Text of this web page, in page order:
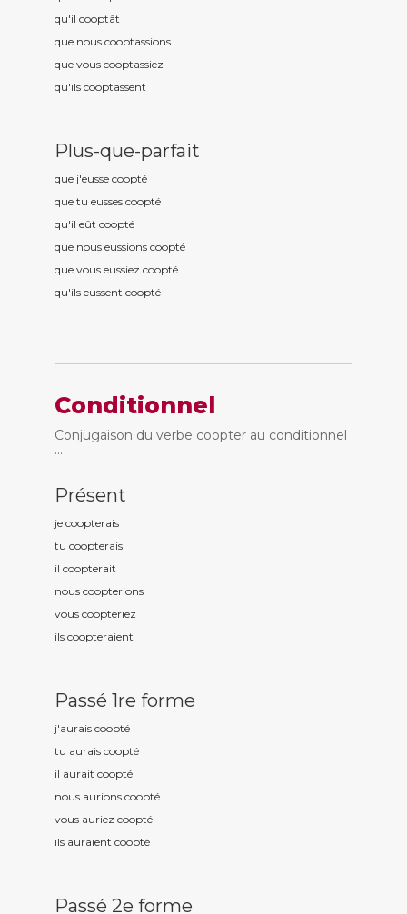
qu'il cooptât
que nous cooptassions
que vous cooptassiez
qu'ils cooptassent
Plus-que-parfait
que j'eusse coopté
que tu eusses coopté
qu'il eût coopté
que nous eussions coopté
que vous eussiez coopté
qu'ils eussent coopté
Conditionnel
Conjugaison du verbe coopter au conditionnel
...
Présent
je coopterais
tu coopterais
il coopterait
nous coopterions
vous coopteriez
ils coopteraient
Passé 1re forme
j'aurais coopté
tu aurais coopté
il aurait coopté
nous aurions coopté
vous auriez coopté
ils auraient coopté
Passé 2e forme